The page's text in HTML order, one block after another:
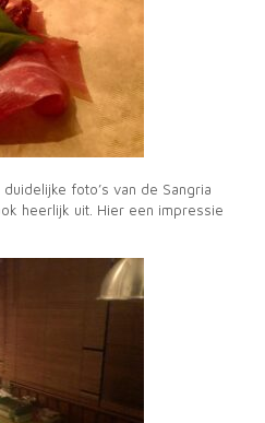
foto’s van de Sangria
heerlijk uit. Hier een impressie